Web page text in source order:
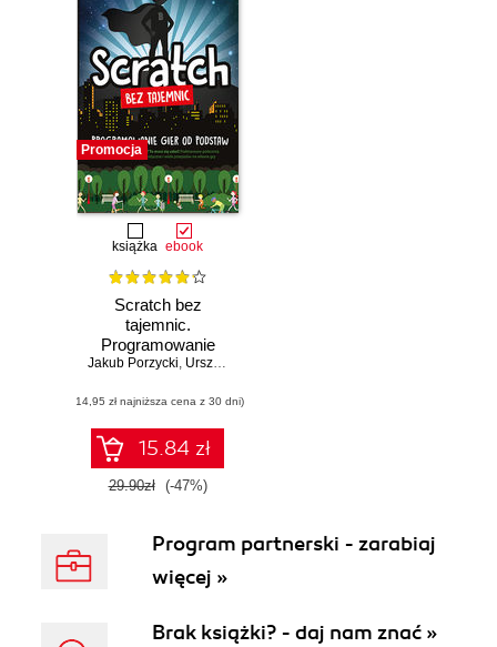
Promocja
książka ebook
Scratch bez
tajemnic.
Programowanie
gier od podstaw
Jakub Porzycki, Urszula Łukasik
(14,95 zł najniższa cena z 30 dni)
15.84 zł
29.90zł (-47%)
Program partnerski - zarabiaj
więcej »
Brak książki? - daj nam znać »